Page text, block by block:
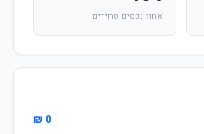
אחוז נכסים סחירים
0 ₪